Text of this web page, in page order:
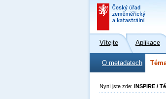
Vítejte Aplikace
O metadatech
Nyní jste zde: INSPIRE /